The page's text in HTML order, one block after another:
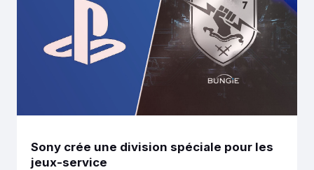
Sony crée une division spéciale pour les
jeux-service